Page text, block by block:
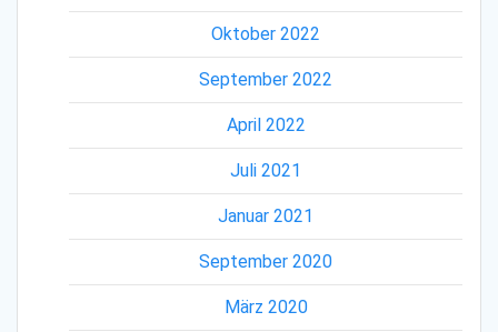
Oktober 2022
September 2022
April 2022
Juli 2021
Januar 2021
September 2020
März 2020